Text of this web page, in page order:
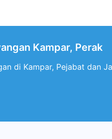
Kampar, Perak
di Kampar, Pejabat dan